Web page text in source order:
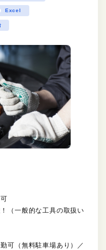
Excel
（一般的な工具の取扱い
可（無料駐車場あり）／